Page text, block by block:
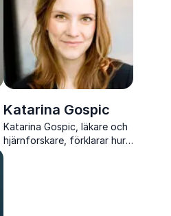
fokus på att skapa
attraktiva arbetsmiljöer.
Katarina Gospic
Katarina Gospic, läkare och
hjärnforskare, förklarar hur